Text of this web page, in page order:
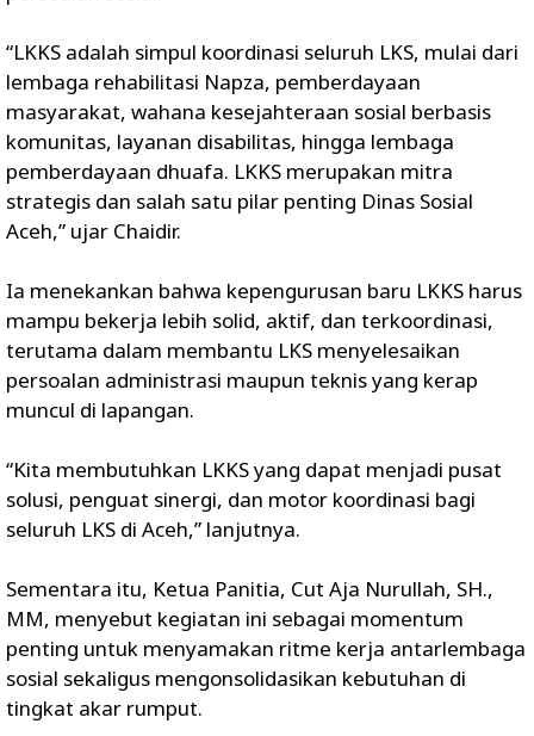
“LKKS adalah simpul koordinasi seluruh LKS, mulai dari
lembaga rehabilitasi Napza, pemberdayaan
masyarakat, wahana kesejahteraan sosial berbasis
komunitas, layanan disabilitas, hingga lembaga
pemberdayaan dhuafa. LKKS merupakan mitra
strategis dan salah satu pilar penting Dinas Sosial
Aceh,” ujar Chaidir.
Ia menekankan bahwa kepengurusan baru LKKS harus
mampu bekerja lebih solid, aktif, dan terkoordinasi,
terutama dalam membantu LKS menyelesaikan
persoalan administrasi maupun teknis yang kerap
muncul di lapangan.
“Kita membutuhkan LKKS yang dapat menjadi pusat
solusi, penguat sinergi, dan motor koordinasi bagi
seluruh LKS di Aceh,” lanjutnya.
Sementara itu, Ketua Panitia, Cut Aja Nurullah, SH.,
MM, menyebut kegiatan ini sebagai momentum
penting untuk menyamakan ritme kerja antarlembaga
sosial sekaligus mengonsolidasikan kebutuhan di
tingkat akar rumput.